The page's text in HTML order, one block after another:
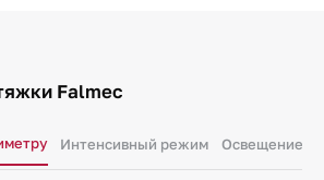
Falmec
Интенсивный режим Освещение